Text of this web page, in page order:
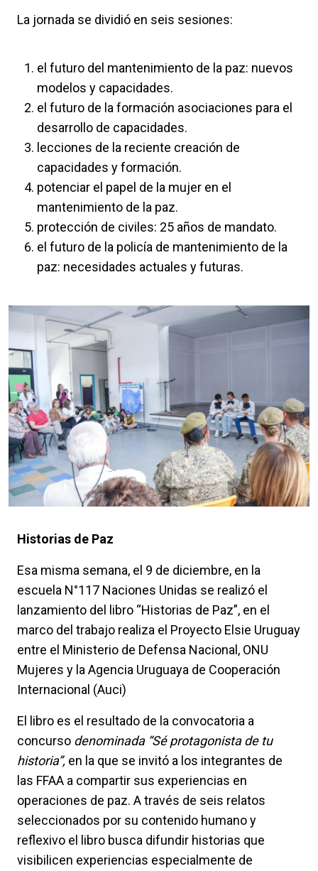
La jornada se dividió en seis sesiones:
el futuro del mantenimiento de la paz: nuevos
modelos y capacidades.
el futuro de la formación asociaciones para el
desarrollo de capacidades.
lecciones de la reciente creación de
capacidades y formación.
potenciar el papel de la mujer en el
mantenimiento de la paz.
protección de civiles: 25 años de mandato.
el futuro de la policía de mantenimiento de la
paz: necesidades actuales y futuras.
Historias de Paz
Esa misma semana, el 9 de diciembre, en la
escuela N°117 Naciones Unidas se realizó el
lanzamiento del libro “Historias de Paz”, en el
marco del trabajo realiza el Proyecto Elsie Uruguay
entre el Ministerio de Defensa Nacional, ONU
Mujeres y la Agencia Uruguaya de Cooperación
Internacional (Auci)
El libro es el resultado de la convocatoria a
concurso denominada “Sé protagonista de tu
historia”, en la que se invitó a los integrantes de
las FFAA a compartir sus experiencias en
operaciones de paz. A través de seis relatos
seleccionados por su contenido humano y
reflexivo el libro busca difundir historias que
visibilicen experiencias especialmente de